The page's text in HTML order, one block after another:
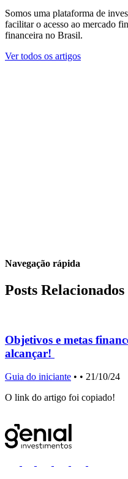
Somos uma plataforma de
facilitar o acesso ao mercado
financeira no Brasil.
Ver todos os artigos
Navegação rápida
Posts Relacionados
Objetivos e metas
alcançar!
Guia do iniciante • • 21/10/24
O link do artigo foi copiado!